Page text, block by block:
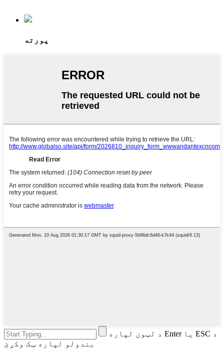
پورته
د لټون لپاره Enter یا ESC د
بندولو لپاره ټک وکړئ